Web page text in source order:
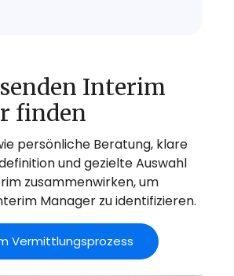
Interim
finden
persönliche Beratung, klare
und gezielte Auswahl
zusammenwirken, um
Manager zu identifizieren.
Vermittlungsprozess